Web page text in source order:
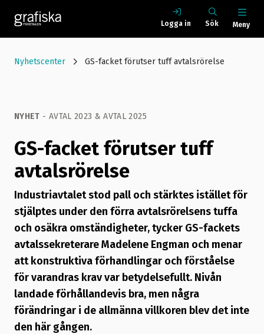
Logga in Sök Meny
Nyhetscenter GS-facket förutser tuff avtalsrörelse
NYHET - AVTAL 2023 & AVTAL 2025
GS-facket förutser tuff
avtalsrörelse
Industriavtalet stod pall och stärktes istället för
stjälptes under den förra avtalsrörelsens tuffa
och osäkra omständigheter, tycker GS-fackets
avtalssekreterare Madelene Engman och menar
att konstruktiva förhandlingar och förståelse
för varandras krav var betydelsefullt. Nivån
landade förhållandevis bra, men några
förändringar i de allmänna villkoren blev det inte
den här gången.